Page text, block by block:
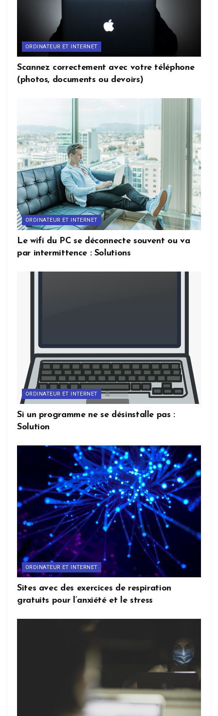
ORDINATEUR ET INTERNET
Scannez correctement avec votre téléphone
(photos, documents ou devoirs)
ORDINATEUR ET INTERNET
Le wifi du PC se déconnecte souvent ou va
par intermittence : Solutions
ORDINATEUR ET INTERNET
Si un programme ne se désinstalle pas :
Solution
ORDINATEUR ET INTERNET
Sites avec des exercices de respiration
gratuits pour l’anxiété et le stress